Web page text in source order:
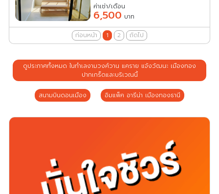
ค่าเช่า/เดือน
6,500 บาท
ก่อนหน้า 1 2 ถัดไป
ดูประกาศทั้งหมด ในทำเลงามวงศ์วาน แคราย แจ้งวัฒนะ เมืองทอง
ปากเกร็ดและบริเวณนี้
สนามบินดอนเมือง อิมแพ็ค อารีน่า เมืองทองธานี